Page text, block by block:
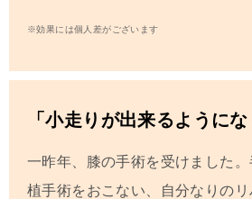
※効果には個人差がございます
「小走りが出来るようにな
一昨年、膝の手術を受けました
植手術をおこない、自分なりの